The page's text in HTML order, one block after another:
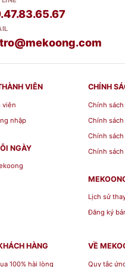
Bình đựng rượu N8(Van)-
đặt thẳng đứng bình 90
nắp ( Vì đóng nắp ngay
bình ngâm không an
mua Bình đựng
9 Lít giá rẻ
VIÊN
viên
nhập
NGÀY
CHÍNH
Chính
Chính
Chính
Chính
Lịch sử
Đăng ký
HÀNG
100% hài lòng
VỀ
Quy tắc